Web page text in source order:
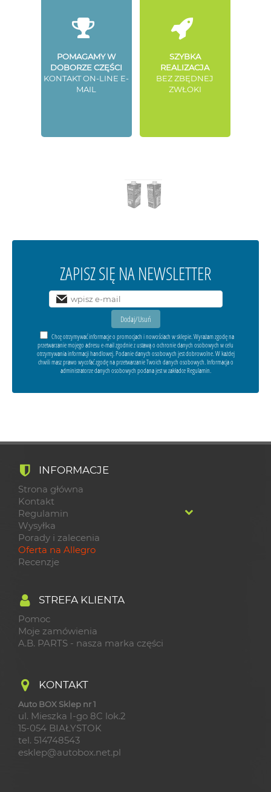
POMAGAMY W
DOBORZE CZĘŚCI
KONTAKT ON-LINE E-
MAIL
SZYBKA
REALIZACJA
BEZ ZBĘDNEJ
ZWŁOKI
ZAPISZ SIĘ NA NEWSLETTER
Chcę otrzymywać informacje o promocjach i nowościach w sklepie. Wyrażam zgodę na
przetwarzanie mojego adresu e-mail zgodnie z ustawą o ochronie danych osobowych w celu
otrzymywania informacji handlowej. Podanie danych osobowych jest dobrowolne. W każdej
chwili masz prawo wycofać zgodę na przetwarzanie Twoich danych osobowych. Informacja o
administratorze danych osobowych podana jest w zakładce Regulamin.
INFORMACJE
Strona główna
Kontakt
Regulamin
Wysyłka
Porady i zalecenia
Oferta na Allegro
Recenzje
STREFA KLIENTA
Pomoc
Moje zamówienia
A.B. PARTS - nasza marka części
KONTAKT
Auto BOX Sklep nr 1
ul. Mieszka I-go 8C lok.2
15-054 BIAŁYSTOK
tel. 514748543
esklep@autobox.net.pl